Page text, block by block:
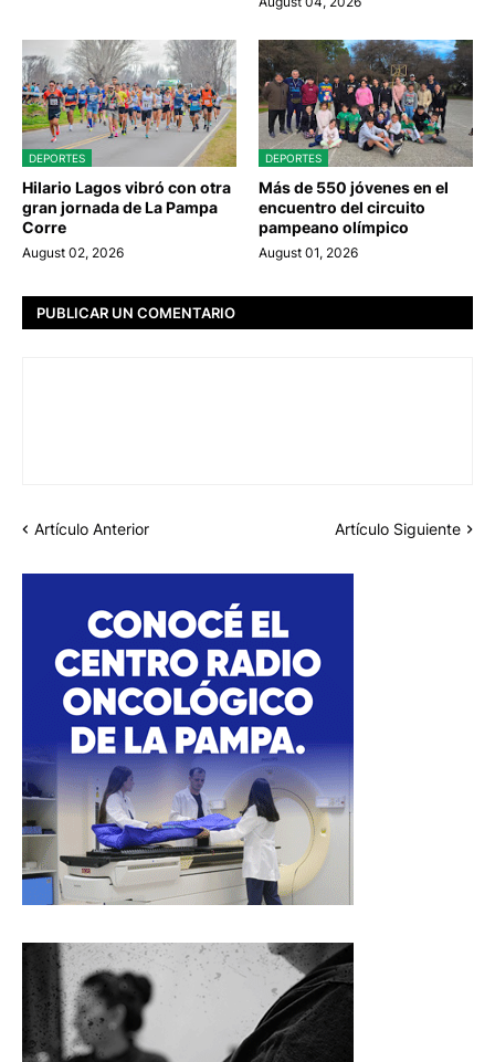
DEPORTES
Hilario Lagos vibró con otra
gran jornada de La Pampa
Corre
August 02, 2026
DEPORTES
Más de 550 jóvenes en el
encuentro del circuito
pampeano olímpico
August 01, 2026
PUBLICAR UN COMENTARIO
Artículo Anterior Artículo Siguiente